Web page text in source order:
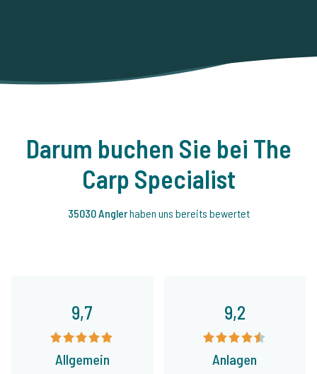
Darum buchen Sie bei The
Carp Specialist
35030 Anglerhaben uns bereits bewertet
9,7
Allgemein
9,2
Anlagen